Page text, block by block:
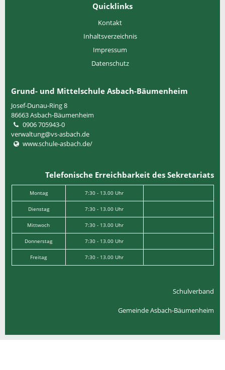
Quicklinks
Kontakt
Inhaltsverzeichnis
Impressum
Datenschutz
Grund- und Mittelschule Asbach-Bäumenheim
Josef-Dunau-Ring 8
86663Asbach-Bäumenheim
0906 705943-0
verwaltung@vs-asbach.de
www.schule-asbach.de/
Telefonische Erreichbarkeit des Sekretariats
Montag 7:30 - 13.00 Uhr
Dienstag 7:30 - 13.00 Uhr
Mittwoch 7:30 - 13.00 Uhr
Donnerstag 7:30 - 13.00 Uhr
Freitag 7:30 - 13.00 Uhr
Schulverband
Gemeinde Asbach-Bäumenheim